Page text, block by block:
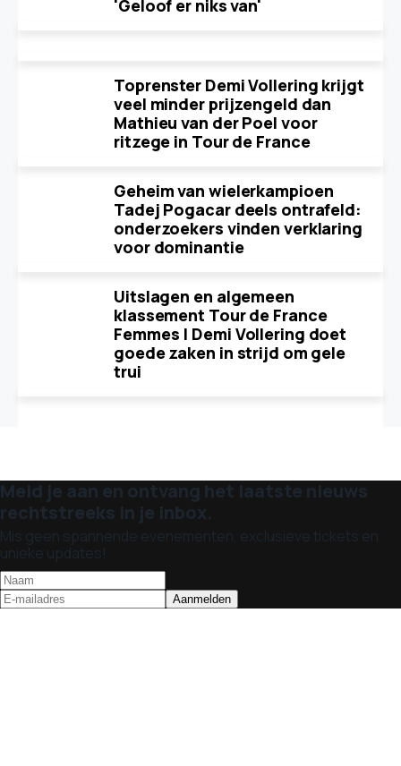
'Geloof er niks van'
Toprenster Demi Vollering krijgt
veel minder prijzengeld dan
Mathieu van der Poel voor
ritzege in Tour de France
Geheim van wielerkampioen
Tadej Pogacar deels ontrafeld:
onderzoekers vinden verklaring
voor dominantie
Uitslagen en algemeen
klassement Tour de France
Femmes | Demi Vollering doet
goede zaken in strijd om gele
trui
Meld je aan en ontvang het laatste nieuws
rechtstreeks in je inbox.
Mis geen spannende evenementen, exclusieve tickets en
unieke updates!